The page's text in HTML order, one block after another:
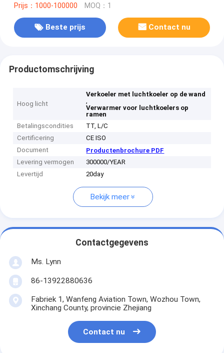
Prijs：1000-100000 MOQ：1
Beste prijs Contact nu
Productomschrijving
Hoog licht
Verkoeler met luchtkoeler op de wand
,
Verwarmer voor luchtkoelers op
ramen
Betalingscondities
TT, L/C
Certificering
CE ISO
Document
Productenbrochure PDF
Levering vermogen
300000/YEAR
Levertijd
20day
Bekijk meer
Contactgegevens
Ms. Lynn
86-13922880636
Fabriek 1, Wanfeng Aviation Town, Wozhou Town,
Xinchang County, provincie Zhejiang
Contact nu